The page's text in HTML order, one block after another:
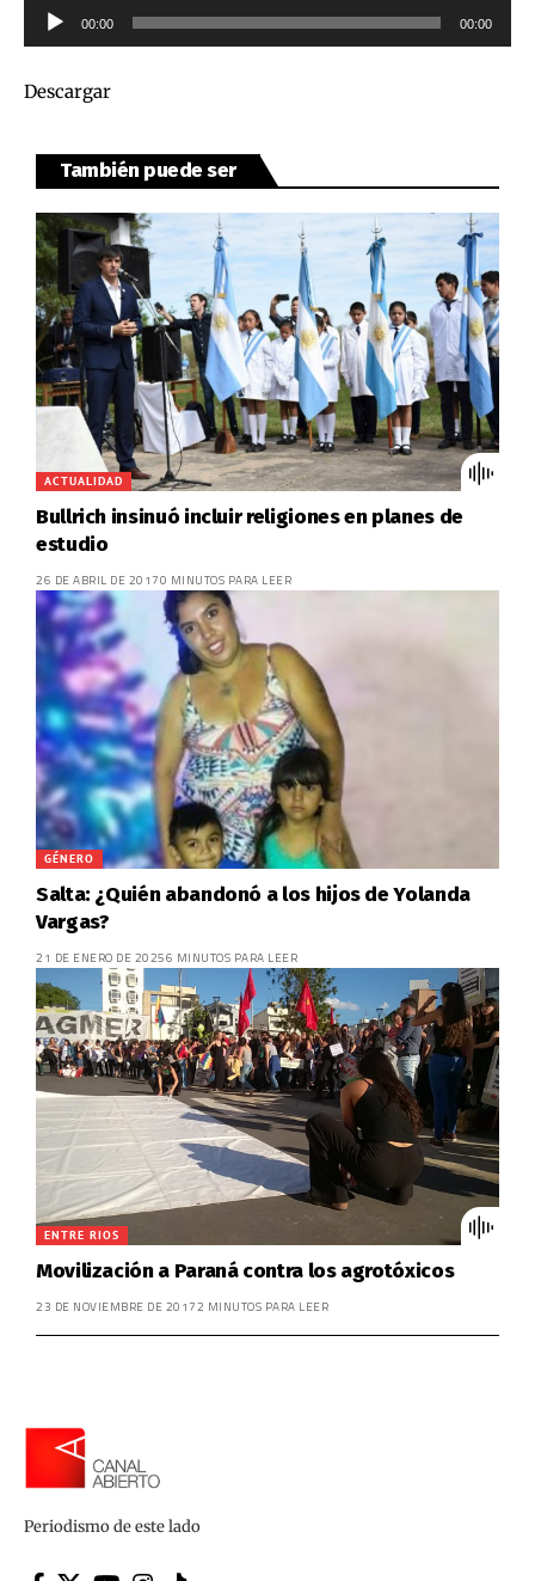
Reproductor
de
00:00 00:00
Descargar
También puede ser
ACTUALIDAD
Bullrich insinuó incluir religiones en planes de
estudio
26 DE ABRIL DE 20170 MINUTOS PARA LEER
GÉNERO
Salta: ¿Quién abandonó a los hijos de Yolanda
Vargas?
21 DE ENERO DE 20256 MINUTOS PARA LEER
ENTRE RIOS
Movilización a Paraná contra los agrotóxicos
23 DE NOVIEMBRE DE 20172 MINUTOS PARA LEER
Periodismo de este lado